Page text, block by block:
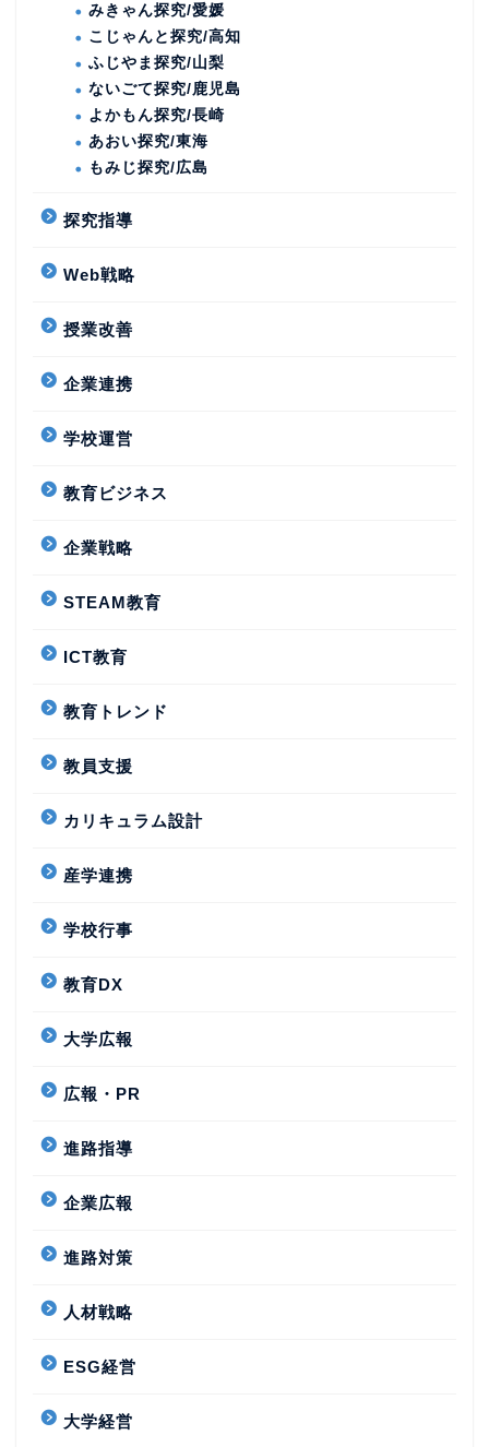
みきゃん探究/愛媛
こじゃんと探究/高知
ふじやま探究/山梨
ないごて探究/鹿児島
よかもん探究/長崎
あおい探究/東海
もみじ探究/広島
探究指導
Web戦略
授業改善
企業連携
学校運営
教育ビジネス
企業戦略
STEAM教育
ICT教育
教育トレンド
教員支援
カリキュラム設計
産学連携
学校行事
教育DX
大学広報
広報・PR
進路指導
企業広報
進路対策
人材戦略
ESG経営
大学経営